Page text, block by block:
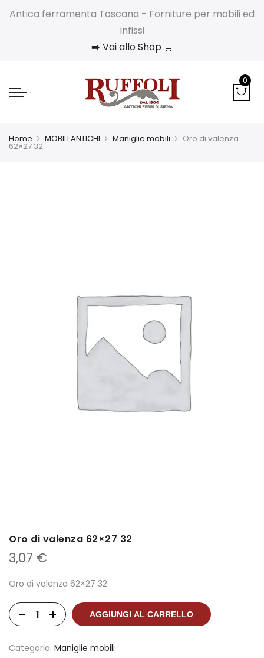
Antica ferramenta Toscana - Forniture per mobili ed
infissi
➡️ Vai allo Shop 🛒
0
Home MOBILI ANTICHI Maniglie mobili Oro di valenza
62×27 32
Oro di valenza 62×27 32
3,07 €
Oro di valenza 62×27 32
AGGIUNGI AL CARRELLO
Categoria: Maniglie mobili